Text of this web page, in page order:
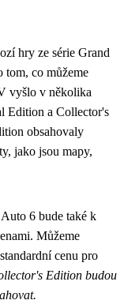
hry ze série Grand
tom, co můžeme
vyšlo v několika
Edition a Collector's
obsahovaly
jako jsou mapy,
6 bude také k
Můžeme
cenu pro
Edition budou